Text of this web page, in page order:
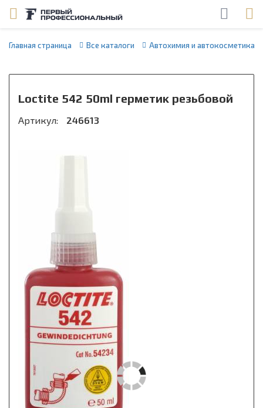
Главная страница Все каталоги Автохимия и автокосметика
Loctite 542 50ml герметик резьбовой
Артикул: 246613